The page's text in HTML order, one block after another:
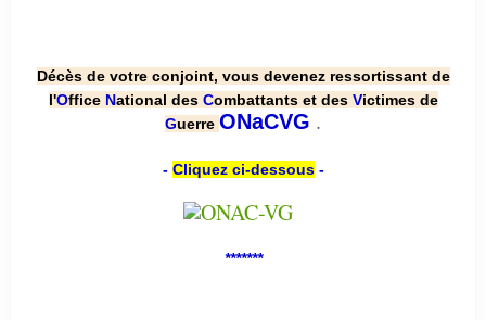
Décès de votre conjoint, vous devenez ressortissant de
l'Office National des Combattants et des Victimes de
Guerre ONaCVG .
- Cliquez ci-dessous-
*******